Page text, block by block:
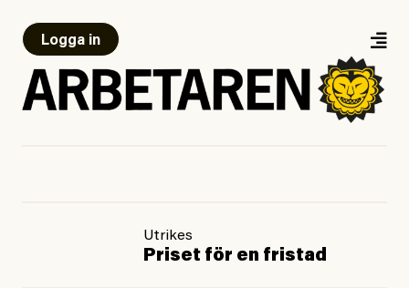
Logga in
Utrikes
Priset för en fristad